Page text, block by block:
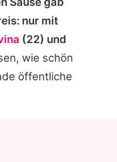
nur mit
(22) und
wie schön
öffentliche